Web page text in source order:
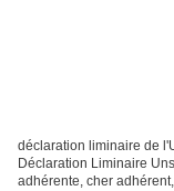
déclaration liminaire de
Déclaration Liminaire
adhérente, cher